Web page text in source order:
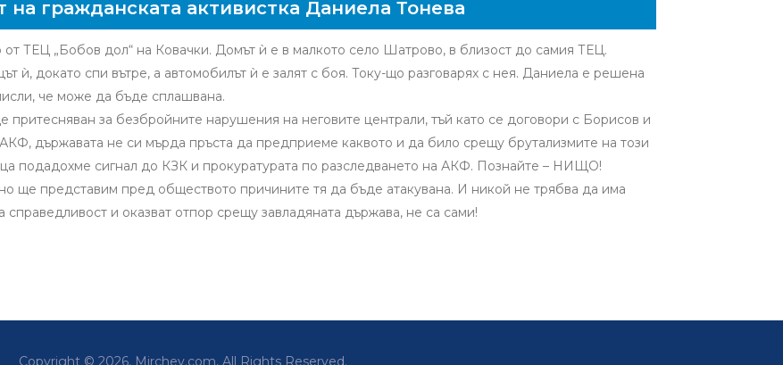
гражданската активистка Даниела Тонева
ТЕЦ „Бобов дол“ на Ковачки. Домът ѝ е в малкото село Шатрово, в близост до самия ТЕЦ.
ѝ, докато спи вътре, а автомобилът ѝ е залят с боя. Току-що разговарях с нея. Даниела е решена
че може да бъде сплашвана.
притесняван за безбройните нарушения на неговите централи, тъй като се договори с Борисов и
държавата не си мърда пръста да предприеме каквото и да било срещу брутализмите на този
подадохме сигнал до КЗК и прокуратурата по разследването на АКФ. Познайте – НИЩО!
ще представим пред обществото причините тя да бъде атакувана. И никой не трябва да има
и оказват отпор срещу завладяната държава, не са сами!
Copyright © 2026, Mirchev.com, All Rights Reserved.